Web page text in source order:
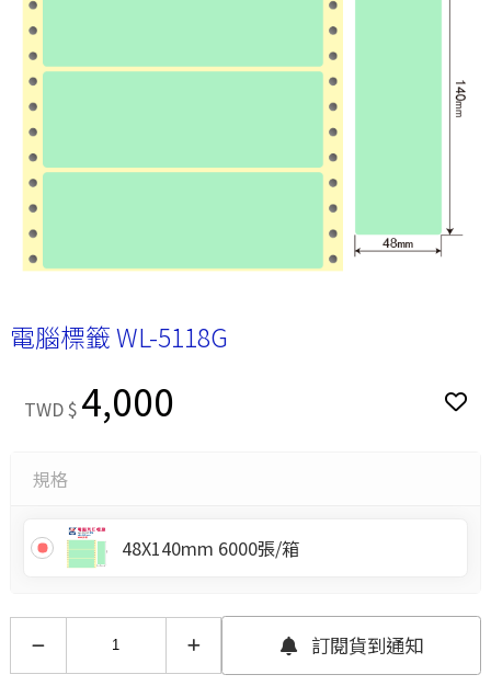
電腦標籤 WL-5118G
TWD $ 4,000
規格
48X140mm 6000張/箱
訂閱貨到通知